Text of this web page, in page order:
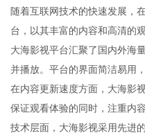
随着互联网技术的快速发展，
台，以其丰富的内容和高清的
大海影视平台汇聚了国内外海
并播放。平台的界面简洁易用
在内容更新速度方面，大海影
保证观看体验的同时，注重内
技术层面，大海影视采用先进